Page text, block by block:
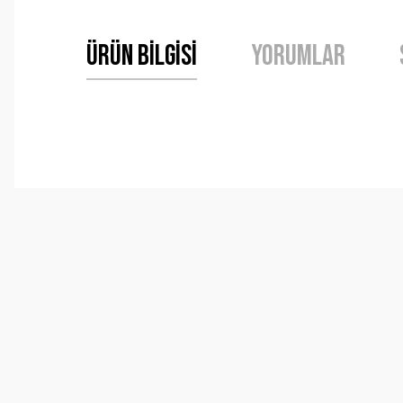
Ürün Bilgisi Yorumlar